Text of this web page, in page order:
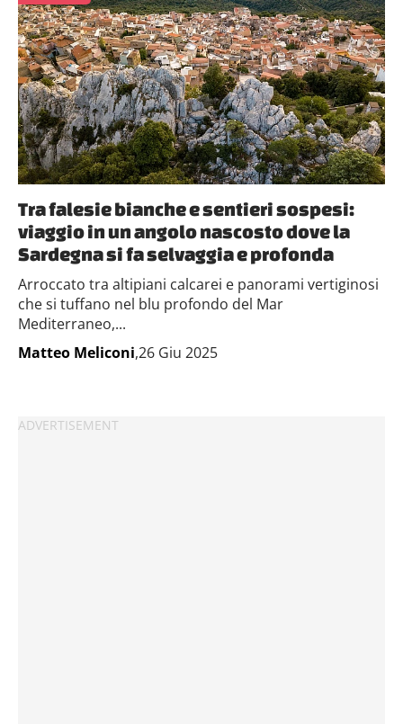
Tra falesie bianche e sentieri sospesi:
viaggio in un angolo nascosto dove la
Sardegna si fa selvaggia e profonda
Arroccato tra altipiani calcarei e panorami vertiginosi
che si tuffano nel blu profondo del Mar
Mediterraneo,...
Matteo Meliconi,26 Giu 2025